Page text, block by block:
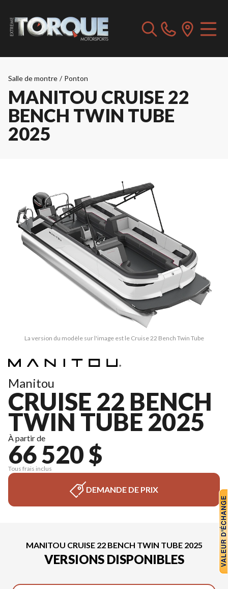
Salle de montre / Ponton
MANITOU CRUISE 22
BENCH TWIN TUBE
2025
La version du modèle sur l'image est le Cruise 22 Bench Twin Tube
Manitou
CRUISE 22 BENCH
TWIN TUBE 2025
À partir de
66 520 $
Tous frais inclus
DEMANDE DE PRIX
MANITOU CRUISE 22 BENCH TWIN TUBE 2025
VERSIONS DISPONIBLES